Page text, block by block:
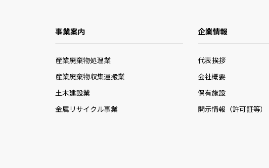
事業案内
産業廃棄物処理業
産業廃棄物収集運搬業
土木建設業
金属リサイクル事業
企業情報
代表挨拶
会社概要
保有施設
開示情報（許可証等）